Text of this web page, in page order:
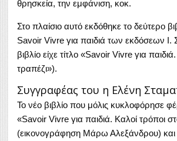
θρησκεία, την εμφάνιση, κοκ.
Στο πλαίσιο αυτό εκδόθηκε το δεύτερο
Savoir Vivre για παιδιά των εκδόσεων Ι.
βιβλίο είχε τίτλο «Savoir Vivre για
τραπέζι»).
Συγγραφέας του η Ελένη
Το νέο βιβλίο που μόλις κυκλοφόρησε
«Savoir Vivre για παιδιά. Καλοί τρόποι
(εικονογράφηση Μάρω Αλεξάνδρου) και